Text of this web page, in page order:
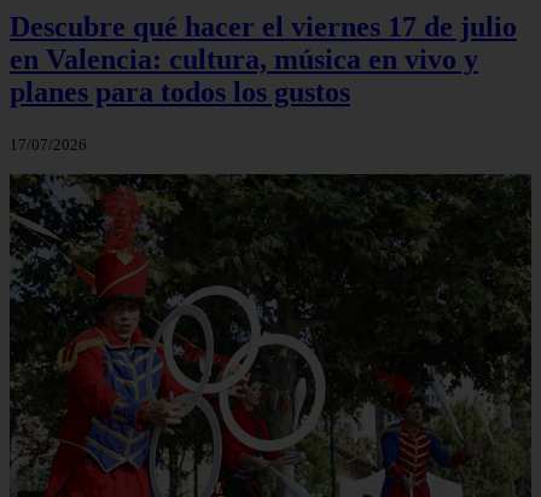
Descubre qué hacer el viernes 17 de julio
en Valencia: cultura, música en vivo y
planes para todos los gustos
17/07/2026